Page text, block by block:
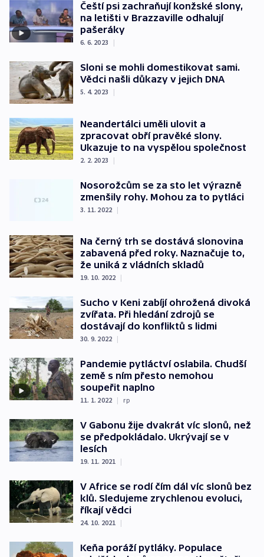
Čeští psi zachraňují konžské slony,
na letišti v Brazzaville odhalují
pašeráky
6. 6. 2023 |
Sloni se mohli domestikovat sami.
Vědci našli důkazy v jejich DNA
5. 4. 2023 |
Neandertálci uměli ulovit a
zpracovat obří pravěké slony.
Ukazuje to na vyspělou společnost
2. 2. 2023 |
Nosorožcům se za sto let výrazně
zmenšily rohy. Mohou za to pytláci
3. 11. 2022 |
Na černý trh se dostává slonovina
zabavená před roky. Naznačuje to,
že uniká z vládních skladů
19. 10. 2022 |
Sucho v Keni zabíjí ohrožená divoká
zvířata. Při hledání zdrojů se
dostávají do konfliktů s lidmi
30. 9. 2022 |
Pandemie pytláctví oslabila. Chudší
země s ním přesto nemohou
soupeřit naplno
11. 1. 2022 | rp
V Gabonu žije dvakrát víc slonů, než
se předpokládalo. Ukrývají se v
lesích
19. 11. 2021 |
V Africe se rodí čím dál víc slonů bez
klů. Sledujeme zrychlenou evoluci,
říkají vědci
24. 10. 2021 |
Keňa poráží pytláky. Populace